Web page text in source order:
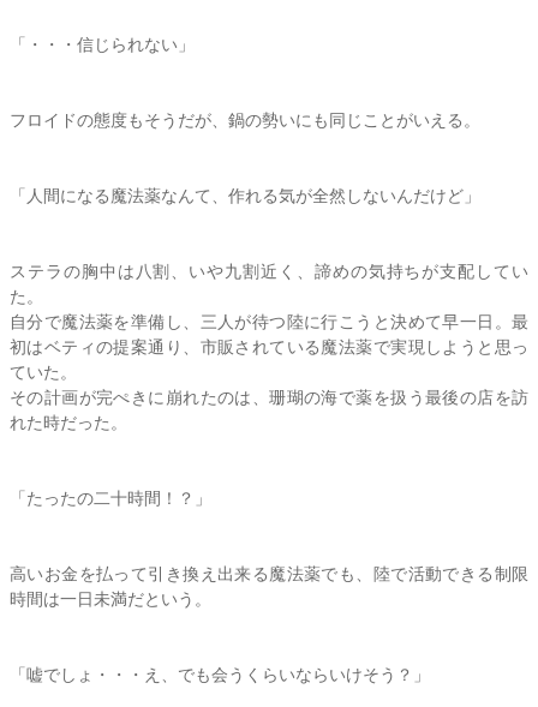
「・・・信じられない」
フロイドの態度もそうだが、鍋の勢いにも同じことがいえる。
「人間になる魔法薬なんて、作れる気が全然しないんだけど」
ステラの胸中は八割、いや九割近く、諦めの気持ちが支配してい
た。
自分で魔法薬を準備し、三人が待つ陸に行こうと決めて早一日。最
初はベティの提案通り、市販されている魔法薬で実現しようと思っ
ていた。
その計画が完ぺきに崩れたのは、珊瑚の海で薬を扱う最後の店を訪
れた時だった。
「たったの二十時間！？」
高いお金を払って引き換え出来る魔法薬でも、陸で活動できる制限
時間は一日未満だという。
「嘘でしょ・・・え、でも会うくらいならいけそう？」